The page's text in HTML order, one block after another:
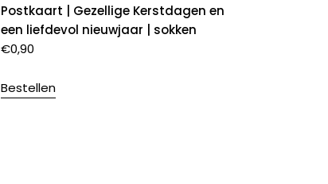
Postkaart | Gezellige Kerstdagen en
een liefdevol nieuwjaar | sokken
€0,90
Bestellen